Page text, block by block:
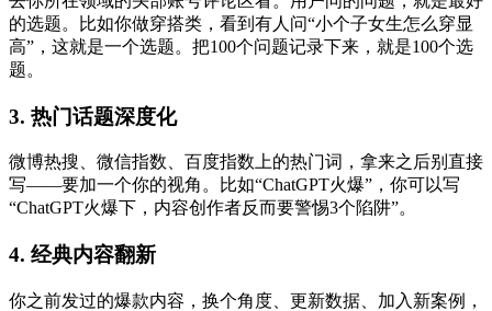
的选题。比如你做穿搭类，看到有人问“小个子女生怎么穿显
高”，这就是一个选题。把100个问题记录下来，就是100个选
题。
3. 热门话题深度化
微博热搜、微信指数、百度指数上的热门词，拿来之后别直接
写——要加一个你的视角。比如“ChatGPT火爆”，你可以写
“ChatGPT火爆下，内容创作者反而要警惕3个陷阱”。
4. 经典内容翻新
你之前发过的爆款内容，换个角度、更新数据、加入新案例，